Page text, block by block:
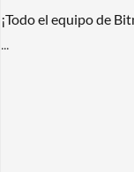
¡Todo el equipo de
...